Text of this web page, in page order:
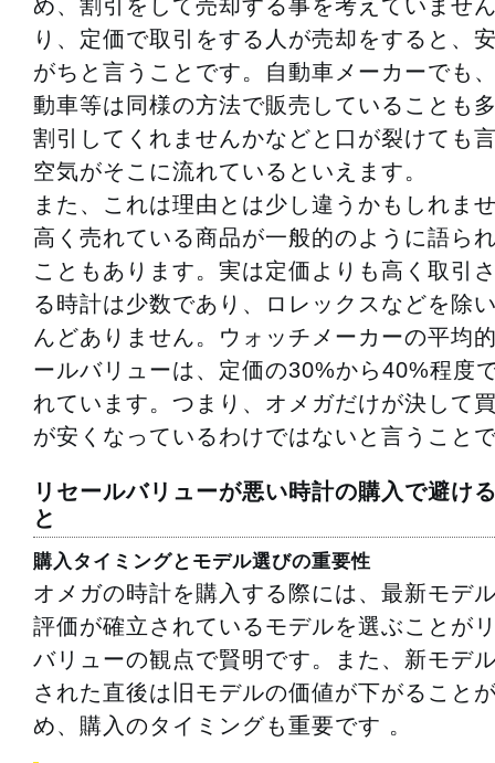
め、割引をして売却する事を考えていませ
り、定価で取引をする人が売却をすると、
がちと言うことです。自動車メーカーでも
動車等は同様の方法で販売していることも
割引してくれませんかなどと口が裂けても
空気がそこに流れているといえます。
また、これは理由とは少し違うかもしれま
高く売れている商品が一般的のように語ら
こともあります。実は定価よりも高く取引
る時計は少数であり、ロレックスなどを除
んどありません。ウォッチメーカーの平均
ールバリューは、定価の30%から40%程度
れています。つまり、オメガだけが決して
が安くなっているわけではないと言うこと
リセールバリューが悪い時計の購入で避け
と
購入タイミングとモデル選びの重要性
オメガの時計を購入する際には、最新モデ
評価が確立されているモデルを選ぶことが
バリューの観点で賢明です。また、新モデ
された直後は旧モデルの価値が下がること
め、購入のタイミングも重要です 。